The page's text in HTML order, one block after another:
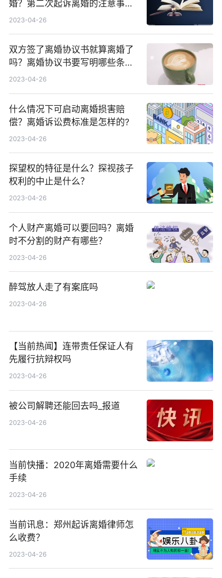
婚？第二次起诉离婚的注意事项
有哪些？
2023-04-26
双方签了离婚协议书就算离婚了
吗？离婚协议书要写明哪些条
款?
2023-04-26
什么情况下可启动离婚损害赔
偿？离婚诉讼费标准是怎样的?
2023-04-26
探望权的特征是什么？探视孩子
权利的中止是什么？
2023-04-26
个人财产离婚可以要回吗？离婚
时不分割的财产有哪些？
2023-04-26
醉驾放人走了有案底吗
2023-04-26
【当前热闻】连带责任保证人有
先履行抗辩权吗
2023-04-26
被公司解聘还能回去吗_报道
2023-04-26
当前快播：2020年离婚需要什么
手续
2023-04-26
当前讯息：郑州起诉离婚律师怎
么收费？
2023-04-26